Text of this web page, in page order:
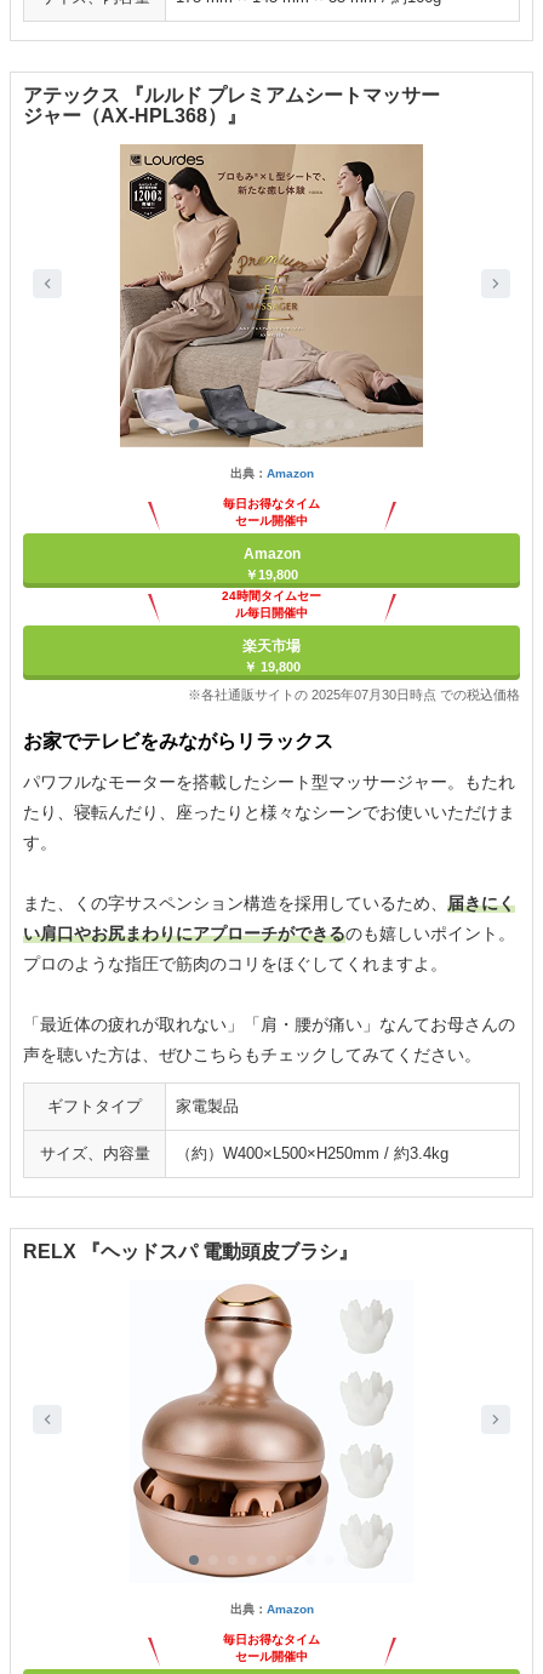
アテックス 『ルルド プレミアムシートマッサー
ジャー（AX-HPL368）』
出典： Amazon
毎日お得なタイム
セール開催中
Amazon
￥19,800
24時間タイムセー
ル毎日開催中
楽天市場
￥ 19,800
※各社通販サイトの 2025年07月30日時点 での税込価格
お家でテレビをみながらリラックス
パワフルなモーターを搭載したシート型マッサージャー。もたれ
たり、寝転んだり、座ったりと様々なシーンでお使いいただけま
す。
また、くの字サスペンション構造を採用しているため、 届きにく
い肩口やお尻まわりにアプローチができるのも嬉しいポイント。
プロのような指圧で筋肉のコリをほぐしてくれますよ。
「最近体の疲れが取れない」「肩・腰が痛い」なんてお母さんの
声を聴いた方は、ぜひこちらもチェックしてみてください。
ギフトタイプ 家電製品
サイズ、内容量 （約）W400×L500×H250mm / 約3.4kg
RELX 『ヘッドスパ 電動頭皮ブラシ』
出典： Amazon
毎日お得なタイム
セール開催中